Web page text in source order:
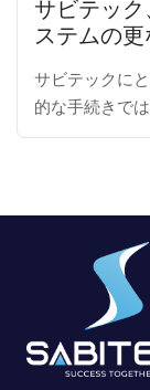
サビテッ
ステムの
サビテックに
的な手続きで